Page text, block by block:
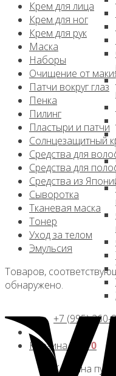
+7 (995) 260-
Корзина /
0
Корзина пуста.
Крем для лица
Крем для ног
Крем для рук
Маска
Наборы
Очищение от
Патчи вокруг глаз
Пенка
Пилинг
Пластыри и патчи
Солнцезащитный
Средства для
Средства для
Средства из
Сыворотка
Тканевая маска
Тонер
Уход за телом
Эмульсия
Товаров,
обнаружено.